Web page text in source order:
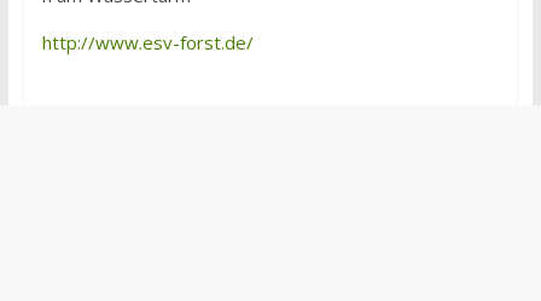
http://www.esv-forst.de/